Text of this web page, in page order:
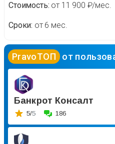
Стоимость от 11 900 ₽/мес.
Сроки от 6 мес.
PravoТОП от
Банкрот Консалт
5/5 186